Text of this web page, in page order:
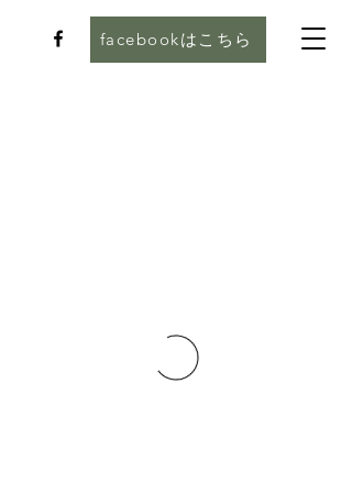
facebookはこちら